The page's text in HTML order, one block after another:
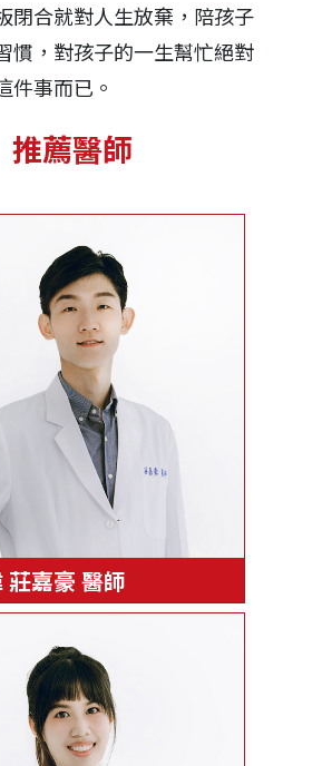
閉合就對人生放棄，陪孩子
慣，對孩子的一生幫忙絕對
件事而已。
推薦醫師
莊嘉豪 醫師